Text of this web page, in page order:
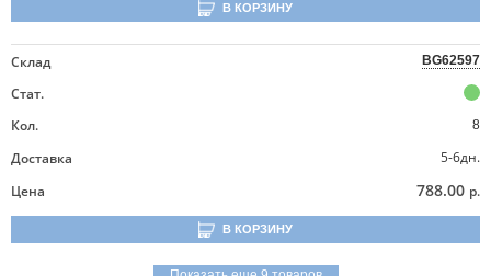
В КОРЗИНУ
Склад BG62597
Стат.
Кол.
8
Доставка
5-6дн.
Цена
788.00 р.
В КОРЗИНУ